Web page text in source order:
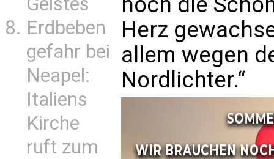
Erdbeben
gefahr bei
Neapel:
Italiens
Kirche
ruft zum
Herz
allem wegen
Nordlichter.“